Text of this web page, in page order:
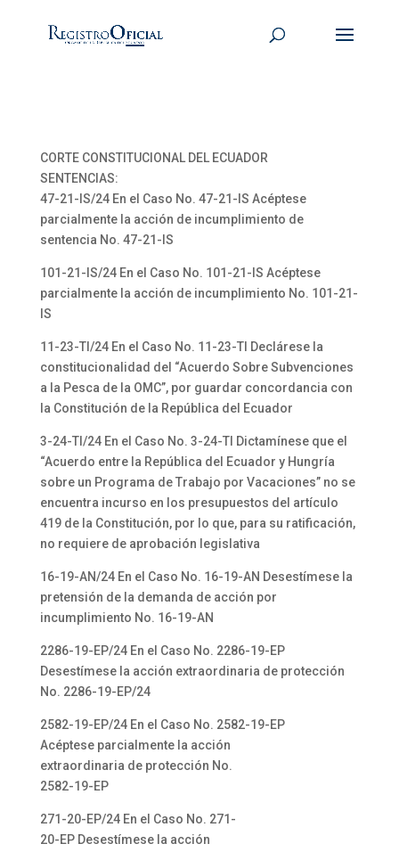
CORTE CONSTITUCIONAL DEL ECUADOR
SENTENCIAS:
47-21-IS/24 En el Caso No. 47-21-IS Acéptese
parcialmente la acción de incumplimiento de
sentencia No. 47-21-IS
101-21-IS/24 En el Caso No. 101-21-IS Acéptese
parcialmente la acción de incumplimiento No. 101-21-
IS
11-23-TI/24 En el Caso No. 11-23-TI Declárese la
constitucionalidad del “Acuerdo Sobre Subvenciones
a la Pesca de la OMC”, por guardar concordancia con
la Constitución de la República del Ecuador
3-24-TI/24 En el Caso No. 3-24-TI Dictamínese que el
“Acuerdo entre la República del Ecuador y Hungría
sobre un Programa de Trabajo por Vacaciones” no se
encuentra incurso en los presupuestos del artículo
419 de la Constitución, por lo que, para su ratificación,
no requiere de aprobación legislativa
16-19-AN/24 En el Caso No. 16-19-AN Desestímese la
pretensión de la demanda de acción por
incumplimiento No. 16-19-AN
2286-19-EP/24 En el Caso No. 2286-19-EP
Desestímese la acción extraordinaria de protección
No. 2286-19-EP/24
2582-19-EP/24 En el Caso No. 2582-19-EP
Acéptese parcialmente la acción
extraordinaria de protección No.
2582-19-EP
271-20-EP/24 En el Caso No. 271-
20-EP Desestímese la acción